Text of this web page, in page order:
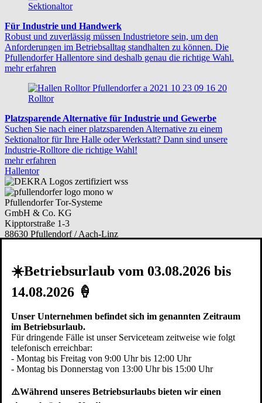
Sektionaltor
Für Industrie und Handwerk
Robust und zuverlässig müssen Industrietore sein, um den
Anforderungen im Betriebsalltag standhalten zu können. Die
Pfullendorfer Hallentore sind deshalb genau die richtige Wahl.
mehr erfahren
Rolltor
Platzsparende Alternative für Industrie und Gewerbe
Suchen Sie nach einer platzsparenden Alternative zu einem
Sektionaltor für Ihre Halle oder Werkstatt? Dann sind unsere
Industrie-Rolltore die richtige Wahl!
mehr erfahren
☀️Betriebsurlaub vom 03.08.2026 bis
14.08.2026 🍦
Unser Unternehmen befindet sich im genannten Zeitraum
im Betriebsurlaub.
Für dringende Fälle ist unser Serviceteam zeitweise wie folgt
telefonisch erreichbar:
- Montag bis Freitag von 9:00 Uhr bis 12:00 Uhr
- Montag bis Donnerstag von 13:00 Uhr bis 15:00 Uhr
⚠️Während unseres Betriebsurlaubs bieten wir einen
Hallentor
Pfullendorfer Tor-Systeme
GmbH & Co. KG
Kipptorstraße 1-3
88630 Pfullendorf / Aach-Linz
Telefon:
+49 (0)7552 2602-0
Telefax: +49 (0)7552 6855
E-Mail:info@pfullendorfer.de
Häufig besucht:
Garagentor Kaufberatung
Torsysteme im Vergleich
Modernisieren
Garagentor Bildgalerie
Ersatzteile bestellen
Arbeiten bei Pfullendorfer